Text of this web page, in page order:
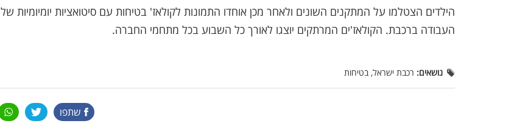
הילדים הצטלמו על המתקנים השונים ולאחר מכן אוחדו התמונות לקולאז' בטיחות עם סיטואציות יומיומיות של
העבודה ברכבת. הקולאז'ים המרתקים יוצגו לאורך כל השבוע בכל מתחמי החברה.
נושאים: רכבת ישראל, בטיחות
שתפו